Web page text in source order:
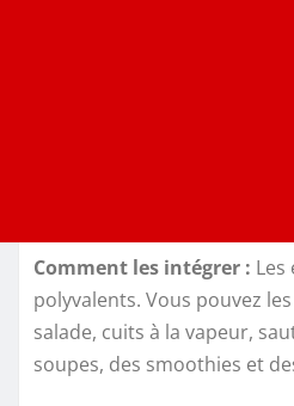
Comment les intégrer :
polyvalents. Vous pouvez
salade, cuits à la vapeur,
soupes, des smoothies et